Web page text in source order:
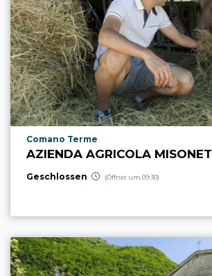
aria.poi_location_prefix
Comano Terme
AZIENDA AGRICOLA MISONET
Geschlossen (Öffnet um 09:30)